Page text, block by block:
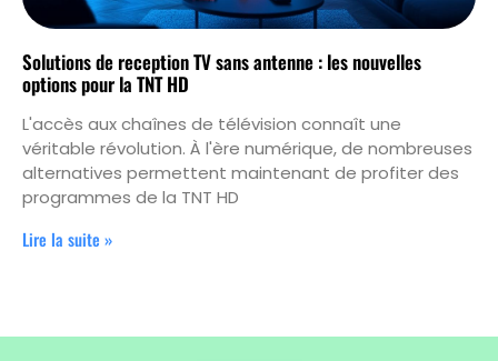
Solutions de reception TV sans antenne : les nouvelles
options pour la TNT HD
L'accès aux chaînes de télévision connaît une
véritable révolution. À l'ère numérique, de nombreuses
alternatives permettent maintenant de profiter des
programmes de la TNT HD
Lire la suite »